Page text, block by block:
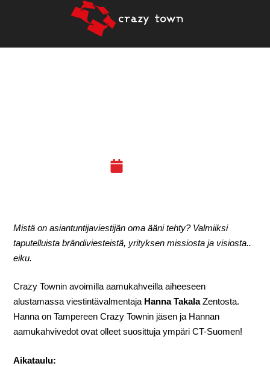
Mistä on asiantuntijaviestijän oma ääni tehty? Valmiiksi
taputelluista brändiviesteistä, yrityksen missiosta ja visiosta..
eiku.
Crazy Townin avoimilla aamukahveilla aiheeseen
alustamassa viestintävalmentaja Hanna TakalaZentosta.
Hanna on Tampereen Crazy Townin jäsen ja Hannan
aamukahvivedot ovat olleet suosittuja ympäri CT-Suomen!
Aikataulu: